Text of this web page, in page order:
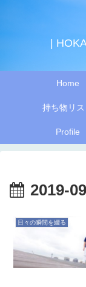
|
Home
持ち物リス
Profile
2019-09
日々の瞬間を綴る